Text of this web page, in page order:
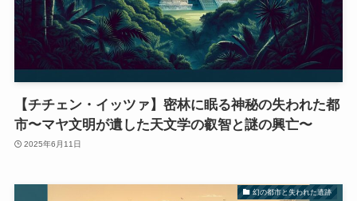
【チチェン・イッツァ】密林に眠る神秘の失われた都
市〜マヤ文明が遺した天文学の叡智と謎の興亡〜
2025年6月11日
幻の都市と失われた遺跡